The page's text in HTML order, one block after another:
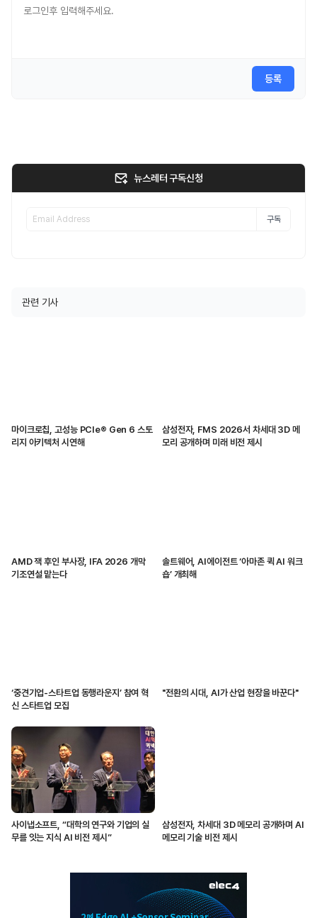
등록
뉴스레터 구독신청
구독
관련 기사
마이크로칩, 고성능 PCIe® Gen 6 스토
리지 아키텍처 시연해
삼성전자, FMS 2026서 차세대 3D 메
모리 공개하며 미래 비전 제시
AMD 잭 후인 부사장, IFA 2026 개막
기조연설 맡는다
솔트웨어, AI에이전트 ‘아마존 퀵 AI 워크
숍’ 개최해
‘중견기업-스타트업 동행라운지’ 참여 혁
신 스타트업 모집
"전환의 시대, AI가 산업 현장을 바꾼다"
사이냅소프트, “대학의 연구와 기업의 실
무를 잇는 지식 AI 비전 제시”
삼성전자, 차세대 3D 메모리 공개하며 AI
메모리 기술 비전 제시